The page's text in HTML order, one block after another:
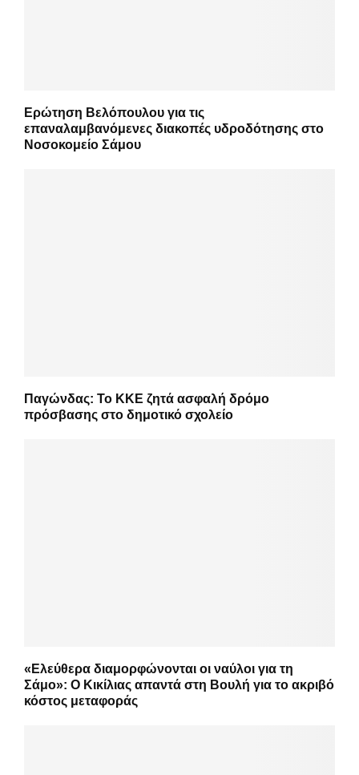
Ερώτηση Βελόπουλου για τις
επαναλαμβανόμενες διακοπές υδροδότησης στο
Νοσοκομείο Σάμου
Παγώνδας: Το ΚΚΕ ζητά ασφαλή δρόμο
πρόσβασης στο δημοτικό σχολείο
«Ελεύθερα διαμορφώνονται οι ναύλοι για τη
Σάμο»: Ο Κικίλιας απαντά στη Βουλή για το ακριβό
κόστος μεταφοράς